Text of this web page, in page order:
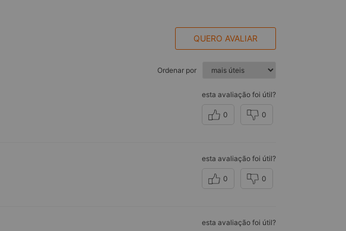
QUERO AVALIAR
Ordenar por
esta avaliação foi útil?
0 0
esta avaliação foi útil?
0 0
esta avaliação foi útil?